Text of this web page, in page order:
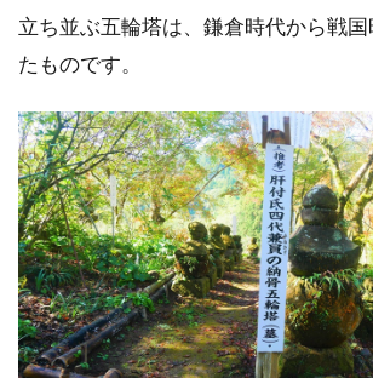
立ち並ぶ五輪塔は、鎌倉時代から戦
たものです。